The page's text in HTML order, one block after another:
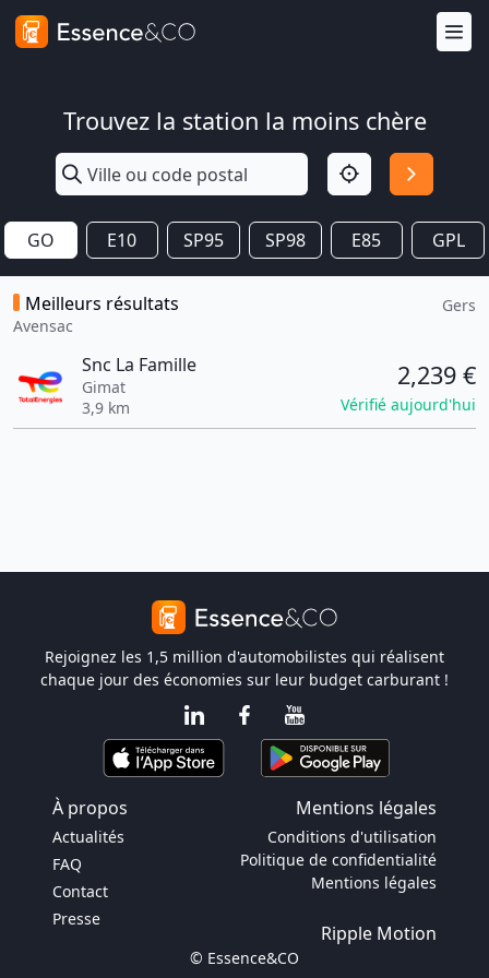
Trouvez la station la moins chère
GO E10 SP95 SP98 E85 GPL
Meilleurs résultats
Avensac
Gers
Snc La Famille
Gimat
3,9 km
2,239 €
Vérifié aujourd'hui
Rejoignez les 1,5 million d'automobilistes qui réalisent
chaque jour des économies sur leur budget carburant !
À propos Mentions légales
Actualités
FAQ
Contact
Presse
Conditions d'utilisation
Politique de confidentialité
Mentions légales
Ripple Motion
© Essence&CO